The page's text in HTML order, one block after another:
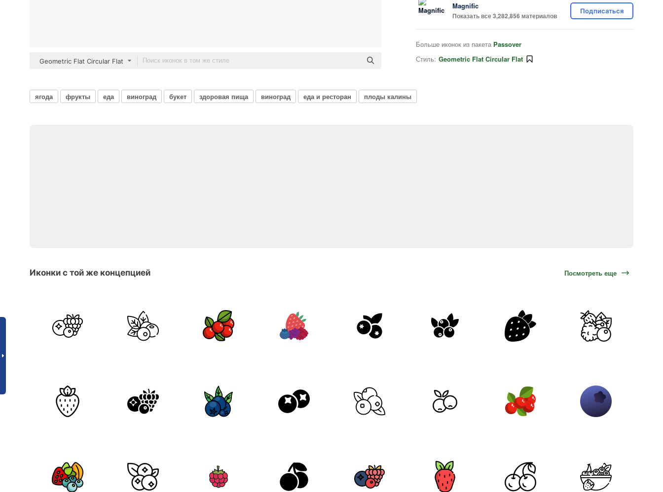
Geometric Flat Circular Flat
Magnific
Показать все 3,282,856 материалов
Подписаться
Больше иконок из пакета Passover
Стиль: Geometric Flat Circular Flat
ягода фрукты еда виноград букет здоровая пища виноград еда и ресторан плоды калины
Иконки с той же концепцией Посмотреть еще